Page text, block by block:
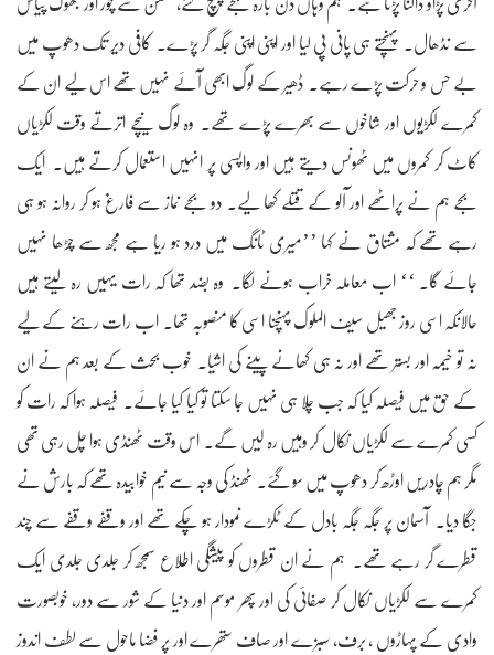
آخری پڑاؤ ڈالنا پڑتا ہے۔ ہم وہاں دن بارہ بجے پہنچ گئے، تھکن سے چور اور بھوک پیاس
سے نڈھال۔ پہنچتے ہی پانی پی لیا اور اپنی اپنی جگہ گر پڑے۔ کافی دیر تک دھوپ میں
بے حس و حرکت پڑے رہے۔ ڈھیر کے لوگ ابھی آئے نہیں تھے اس لیے ان کے
کمرے لکڑیوں اور شاخوں سے بھرے پڑے تھے۔ وہ لوگ نیچے اترتے وقت لکڑیاں
کاٹ کر کمروں میں ٹھونس دیتے ہیں اور واپسی پر انہیں استعمال کرتے ہیں۔ ایک
بجے ہم نے پراٹھے اور آلو کے قتلے کھا لیے۔ دو بجے نماز سے فارغ ہو کر روانہ ہو ہی
رہے تھے کہ مشتاق نے کہا ’’میری ٹانگ میں درد ہو ریا ہے مجھ سے چڑھا نہیں
جائے گا۔ ‘‘ اب معاملہ خراب ہونے لگا۔ وہ بضد تھا کہ رات یہیں رہ لیتے ہیں
حالانکہ اسی روز جھیل سیف الملوک پہنچنا اسی کا منصوبہ تھا۔ اب رات رہنے کے لیے
نہ تو خیمہ اور بستر تھے اور نہ ہی کھانے پینے کی اشیا۔ خوب بحث کے بعد ہم نے ان
کے حق میں فیصلہ کیا کہ جب چلا ہی نہیں جا سکتا تو کیا کیا جائے۔ فیصلہ ہوا کہ رات کو
کسی کمرے سے لکڑیاں نکال کر وہیں رہ لیں گے۔ اس وقت ٹھنڈی ہوا چل رہی تھی
مگر ہم چادریں اوڑھ کر دھوپ میں سو گئے۔ ٹھنڈ کی وجہ سے نیم خوابیدہ تھے کہ بارش نے
جگا دیا۔ آسمان پر جگہ جگہ بادل کے ٹکڑے نمودار ہو چکے تھے اور وقفے وقفے سے چند
قطرے گر رہے تھے۔ ہم نے ان قطروں کو پیشگی اطلاع سمجھ کر جلدی جلدی ایک
کمرے سے لکڑیاں نکال کر صفائی کی اور پھر موسم اور دنیا کے شور سے دور، خوبصورت
وادی کے پہاڑوں ، برف، سبزے اور صاف ستھرے اور پر فضا ماحول سے لطف اندوز